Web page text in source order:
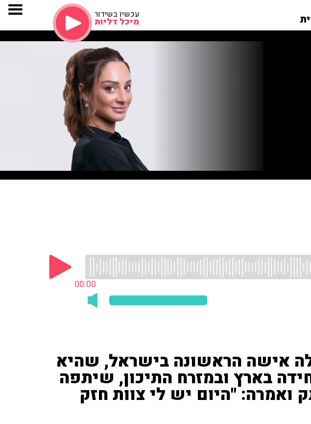
עכשיו בשידור
מיכל דליות
00:00
אישה הראשונה בישראל, שהיא
בארץ ובמזרח התיכון, שיתפה
ואמרה: "היום יש לי צוות חזק